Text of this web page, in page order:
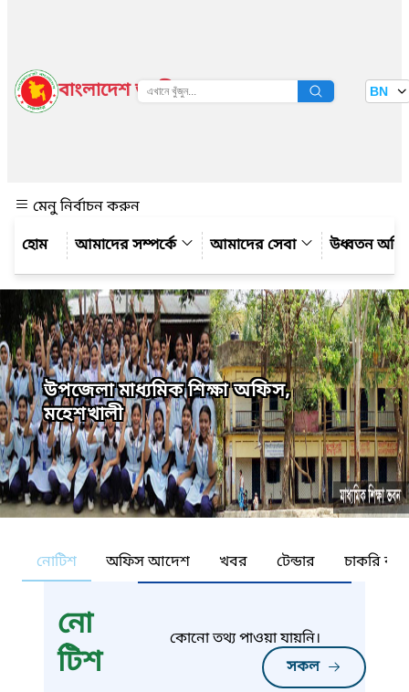
বাংলাদেশ জাতীয় তথ্য বাতায়ন BN
মেনু নির্বাচন করুন
আমাদের সম্পর্কে
আমাদের সেবা উধ্বতন
উপজেলা মাধ্যমিক শিক্ষা অফিস,
মহেশখালী
নোটিশ অফিস আদেশ খবর টেন্ডার চাকরি
নো
টিশ
সকল
কোনো তথ্য পাওয়া যায়নি।